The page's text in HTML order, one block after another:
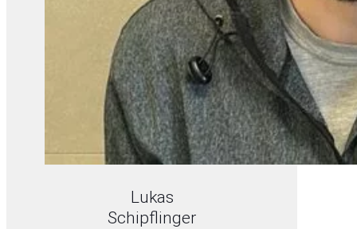
Lukas
Schipflinger